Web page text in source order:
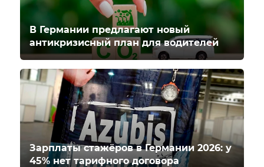
В Германии предлагают новый
антикризисный план для водителей
Зарплаты стажёров в Германии 2026: у
45% нет тарифного договора